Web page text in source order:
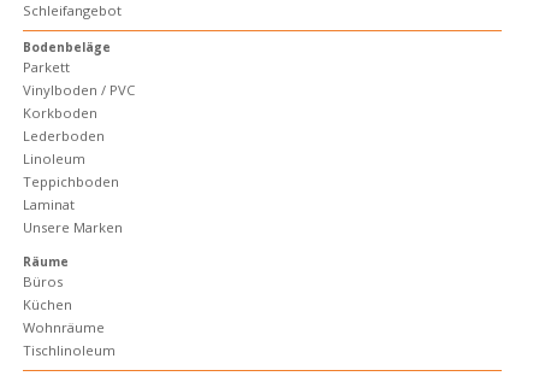
Schleifangebot
Bodenbeläge
Parkett
Vinylboden / PVC
Korkboden
Lederboden
Linoleum
Teppichboden
Laminat
Unsere Marken
Räume
Büros
Küchen
Wohnräume
Tischlinoleum